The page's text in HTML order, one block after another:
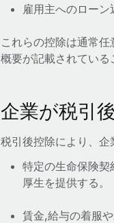
雇用主へのローン
これらの控除は通常
概要が記載されている
企業が税引
税引後控除により、企
特定の生命保険
厚生を提供する。
賃金,給与の着服